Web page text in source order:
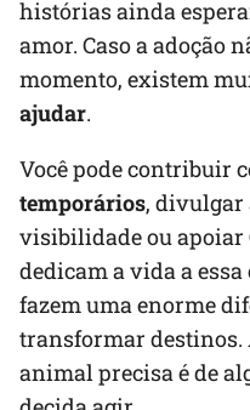
histórias ainda
amor. Caso a adoção
momento, existem
ajudar.
Você pode contribuir
temporários, divulgar
visibilidade ou apoiar
dedicam a vida a
fazem uma enorme
transformar destinos.
animal precisa é de